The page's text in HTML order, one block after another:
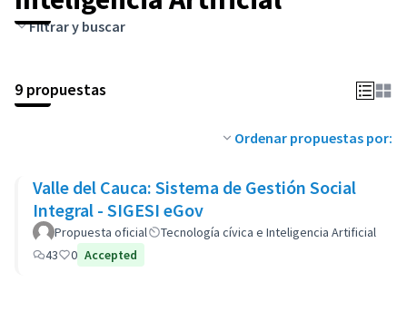
Filtrar y buscar
9 propuestas
Ordenar propuestas por:
Valle del Cauca: Sistema de Gestión Social
Integral - SIGESI eGov
Propuesta oficial
Tecnología cívica e Inteligencia Artificial
43
0 Accepted